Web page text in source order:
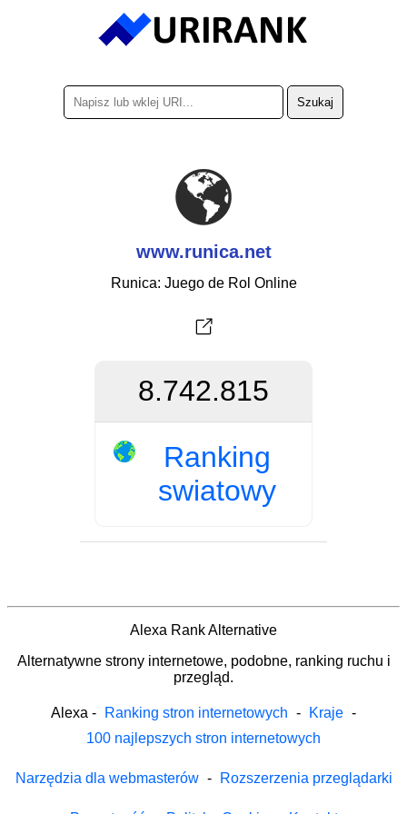
www.runica.net
Runica: Juego de Rol Online
8.742.815
Ranking
swiatowy
Alexa Rank Alternative
Alternatywne strony internetowe, podobne, ranking ruchu i
przegląd.
Alexa - Ranking stron internetowych - Kraje -
100 najlepszych stron internetowych
Narzędzia dla webmasterów - Rozszerzenia przeglądarki